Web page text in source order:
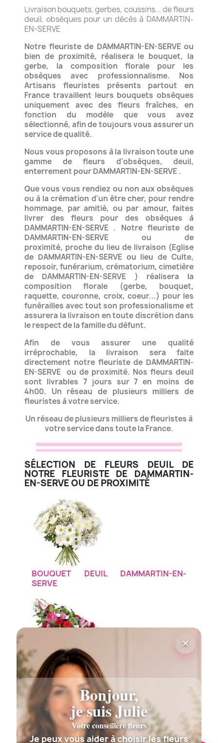
Livraison bouquets, gerbes, coussins... de fleurs
deuil, obsèques pour un décès à DAMMARTIN-
EN-SERVE
Notre fleuriste de DAMMARTIN-EN-SERVE ou
bien de proximité, réalisera le bouquet, la
gerbe, la composition florale pour les
obsèques avec professionnalisme. Nos
Artisans fleuristes présents partout en
France travaillent leurs bouquets obsèques
uniquement avec des fleurs fraîches, en
fonction du modèle que vous avez
sélectionné, afin de toujours vous assurer un
service de qualité.
Nous vous proposons à la livraison toute une
gamme de fleurs d'obsèques, deuil,
enterrement pour DAMMARTIN-EN-SERVE .
Que vous vous rendiez ou non aux obsèques
ou à la crémation d'un être cher, pour rendre
hommage, par amitié, ou par amour, faites
livrer des fleurs pour des obsèques à
DAMMARTIN-EN-SERVE . Notre fleuriste de
DAMMARTIN-EN-SERVE ou de
proximité, proche du lieu de livraison (Eglise
de DAMMARTIN-EN-SERVE ou lieu de Culte,
reposoir, funérarium, crématorium, cimetière
de DAMMARTIN-EN-SERVE ) réalisera la
composition florale (gerbe, bouquet,
raquette, couronne, croix, coeur...) pour les
funérailles avec tout son professionalisme et
assurera la livraison en toute discrétion dans
le respect de la famille du défunt.
Afin de vous assurer une qualité
irréprochable, la livraison sera faite
directement notre fleuriste de DAMMARTIN-
EN-SERVE ou de proximité. Nos fleurs deuil
sont livrables 7 jours sur 7 en moins de
4h00. Un réseau de plusieurs milliers de
fleuristes à votre service.
Un réseau de plusieurs milliers de fleuristes à
votre service dans toute la France.
SÉLECTION DE FLEURS DEUIL DE
NOTRE FLEURISTE DE DAMMARTIN-
EN-SERVE OU DE PROXIMITÉ
BOUQUET DEUIL DAMMARTIN-EN-
SERVE
GERBE DEUIL DAMMARTIN-EN-SERVE
×
Bonjour,
je suis Julie
Votre conseillère fleurs
Je peux vous aider à choisir les fleurs